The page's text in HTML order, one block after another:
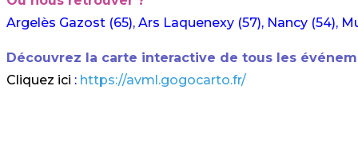
Argelès Gazost (65), Ars Laquenexy (57), Nancy (54),
Découvrez la carte interactive de tous les
Cliquez ici : https://avml.gogocarto.fr/